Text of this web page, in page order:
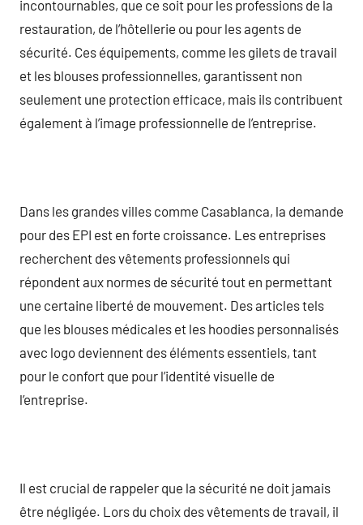
incontournables, que ce soit pour les professions de la
restauration, de l’hôtellerie ou pour les agents de
sécurité. Ces équipements, comme les gilets de travail
et les blouses professionnelles, garantissent non
seulement une protection efficace, mais ils contribuent
également à l’image professionnelle de l’entreprise.
Dans les grandes villes comme Casablanca, la demande
pour des EPI est en forte croissance. Les entreprises
recherchent des vêtements professionnels qui
répondent aux normes de sécurité tout en permettant
une certaine liberté de mouvement. Des articles tels
que les blouses médicales et les hoodies personnalisés
avec logo deviennent des éléments essentiels, tant
pour le confort que pour l’identité visuelle de
l’entreprise.
Il est crucial de rappeler que la sécurité ne doit jamais
être négligée. Lors du choix des vêtements de travail, il